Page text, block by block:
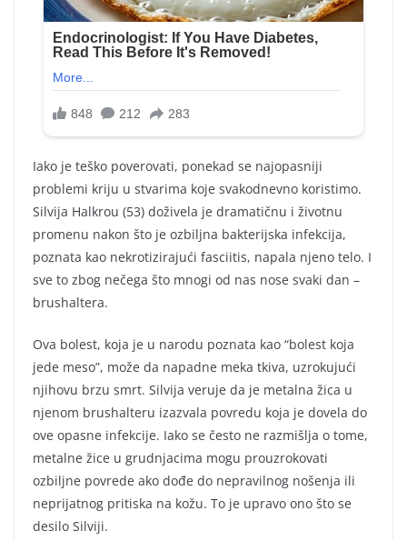
Iako je teško poverovati, ponekad se najopasniji
problemi kriju u stvarima koje svakodnevno koristimo.
Silvija Halkrou (53) doživela je dramatičnu i životnu
promenu nakon što je ozbiljna bakterijska infekcija,
poznata kao nekrotizirajući fasciitis, napala njeno telo. I
sve to zbog nečega što mnogi od nas nose svaki dan –
brushaltera.
Ova bolest, koja je u narodu poznata kao “bolest koja
jede meso”, može da napadne meka tkiva, uzrokujući
njihovu brzu smrt. Silvija veruje da je metalna žica u
njenom brushalteru izazvala povredu koja je dovela do
ove opasne infekcije. Iako se često ne razmišlja o tome,
metalne žice u grudnjacima mogu prouzrokovati
ozbiljne povrede ako dođe do nepravilnog nošenja ili
neprijatnog pritiska na kožu. To je upravo ono što se
desilo Silviji.